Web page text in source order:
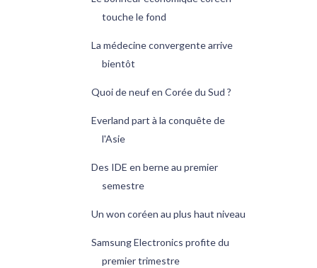
touche le fond
La médecine convergente arrive
bientôt
Quoi de neuf en Corée du Sud ?
Everland part à la conquête de
l'Asie
Des IDE en berne au premier
semestre
Un won coréen au plus haut niveau
Samsung Electronics profite du
premier trimestre